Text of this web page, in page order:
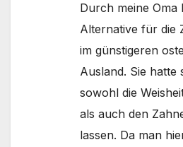
Durch meine Oma
Alternative für die
im günstigeren
Ausland. Sie hatte
sowohl die
als auch den
lassen. Da man